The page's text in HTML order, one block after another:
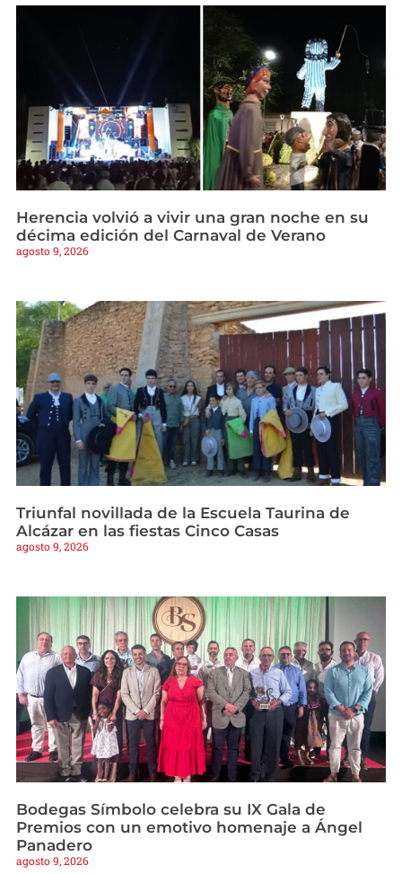
Herencia volvió a vivir una gran noche en su
décima edición del Carnaval de Verano
agosto 9, 2026
Triunfal novillada de la Escuela Taurina de
Alcázar en las fiestas Cinco Casas
agosto 9, 2026
Bodegas Símbolo celebra su IX Gala de
Premios con un emotivo homenaje a Ángel
Panadero
agosto 9, 2026